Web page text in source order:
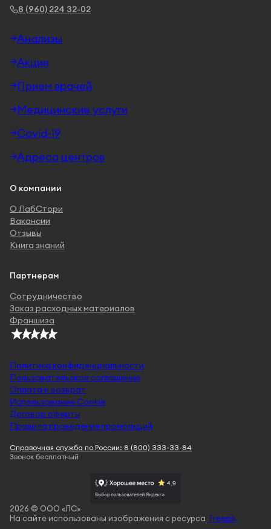
8 (960) 224 32-02
Анализы
Акции
Прием врачей
Медицинские услуги
Covid-19
Адреса центров
О компании
О ЛабСтори
Вакансии
Отзывы
Книга знаний
Партнерам
Сотрудничество
Заказ расходных материалов
Франшиза
Политика конфиденциальности
Пользовательское соглашение
Оплата и возврат
Использование Cookie
Договор оферты
Правила проведения промоакций
2026 © ООО «ЛС»
На сайте использованы изображения с ресурса Freepik
Справочная служба по России: 8 (800) 333-33-84
Звонок бесплатный